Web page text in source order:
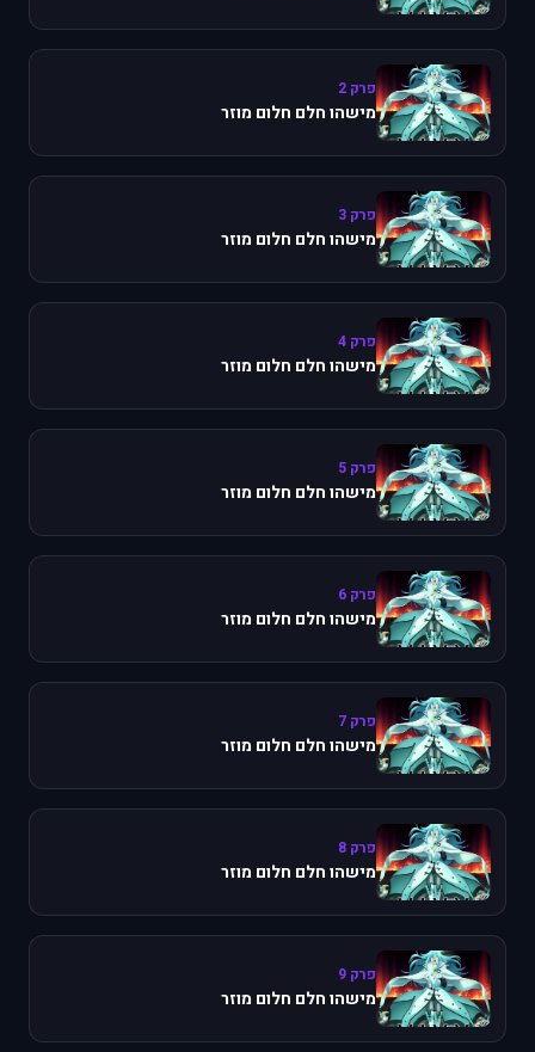
פרק 2
מישהו חלם חלום מוזר
פרק 3
מישהו חלם חלום מוזר
פרק 4
מישהו חלם חלום מוזר
פרק 5
מישהו חלם חלום מוזר
פרק 6
מישהו חלם חלום מוזר
פרק 7
מישהו חלם חלום מוזר
פרק 8
מישהו חלם חלום מוזר
פרק 9
מישהו חלם חלום מוזר